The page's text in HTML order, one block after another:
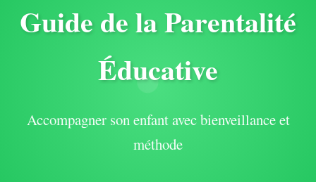
Guide de la Parentalité
Éducative
Accompagner son enfant avec bienveillance et
méthode